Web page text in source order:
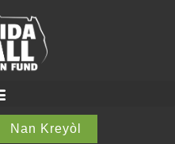
Nan Kreyòl